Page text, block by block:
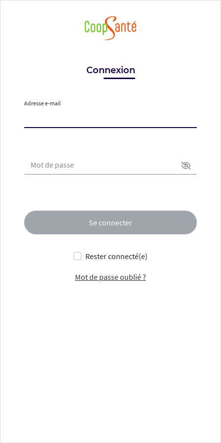
Connexion
Adresse e-mail
Mot de passe
Se connecter
Rester connecté(e)
Mot de passe oublié ?